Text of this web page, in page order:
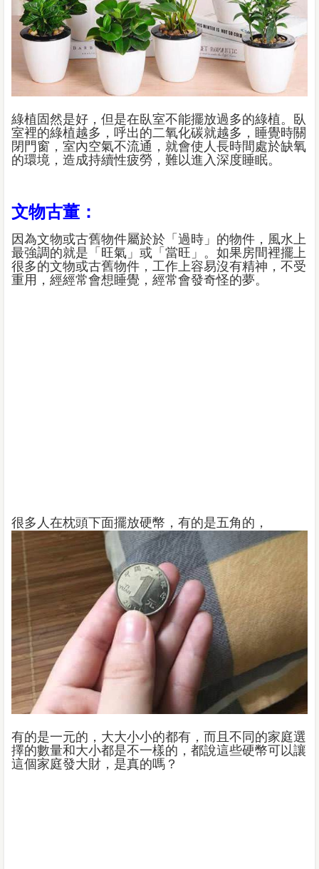
綠植固然是好，但是在臥室不能擺放過多的綠植。臥
室裡的綠植越多，呼出的二氧化碳就越多，睡覺時關
閉門窗，室內空氣不流通，就會使人長時間處於缺氧
的環境，造成持續性疲勞，難以進入深度睡眠。
文物古董：
因為文物或古舊物件屬於於「過時」的物件，風水上
最強調的就是「旺氣」或「當旺」。如果房間裡擺上
很多的文物或古舊物件，工作上容易沒有精神，不受
重用，經經常會想睡覺，經常會發奇怪的夢。
很多人在枕頭下面擺放硬幣，有的是五角的，
有的是一元的，大大小小的都有，而且不同的家庭選
擇的數量和大小都是不一樣的，都說這些硬幣可以讓
這個家庭發大財，是真的嗎？